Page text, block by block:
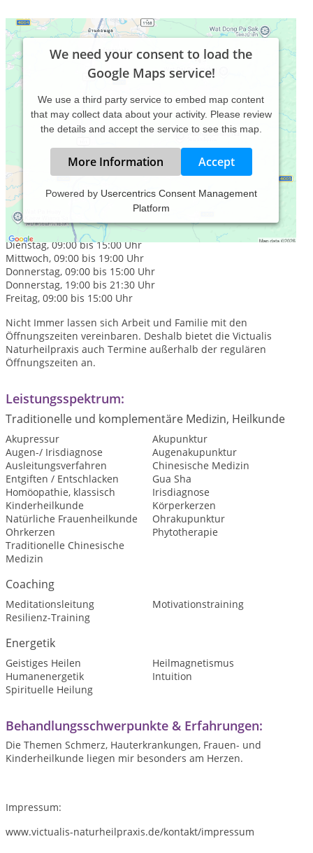
We need your consent to load the
Google Maps service!
We use a third party service to embed map content
that may collect data about your activity. Please review
the details and accept the service to see this map.
More Information Accept
Powered by Usercentrics Consent Management
Platform
Praxiszeiten:
Montag, 09:00 bis 15:00 Uhr
Dienstag, 09:00 bis 15:00 Uhr
Mittwoch, 09:00 bis 19:00 Uhr
Donnerstag, 09:00 bis 15:00 Uhr
Donnerstag, 19:00 bis 21:30 Uhr
Freitag, 09:00 bis 15:00 Uhr
Nicht Immer lassen sich Arbeit und Familie mit den
Öffnungszeiten vereinbaren. Deshalb bietet die Victualis
Naturheilpraxis auch Termine außerhalb der regulären
Öffnungszeiten an.
Leistungsspektrum:
Traditionelle und komplementäre Medizin, Heilkunde
Akupressur
Akupunktur
Augen-/ Irisdiagnose
Augenakupunktur
Ausleitungsverfahren
Chinesische Medizin
Entgiften / Entschlacken
Gua Sha
Homöopathie, klassisch
Irisdiagnose
Kinderheilkunde
Körperkerzen
Natürliche Frauenheilkunde
Ohrakupunktur
Ohrkerzen
Phytotherapie
Traditionelle Chinesische
Medizin
Coaching
Meditationsleitung
Motivationstraining
Resilienz-Training
Energetik
Geistiges Heilen
Heilmagnetismus
Humanenergetik
Intuition
Spirituelle Heilung
Behandlungsschwerpunkte & Erfahrungen:
Die Themen Schmerz, Hauterkrankungen, Frauen- und
Kinderheilkunde liegen mir besonders am Herzen.
Impressum:
www.victualis-naturheilpraxis.de/kontakt/impressum